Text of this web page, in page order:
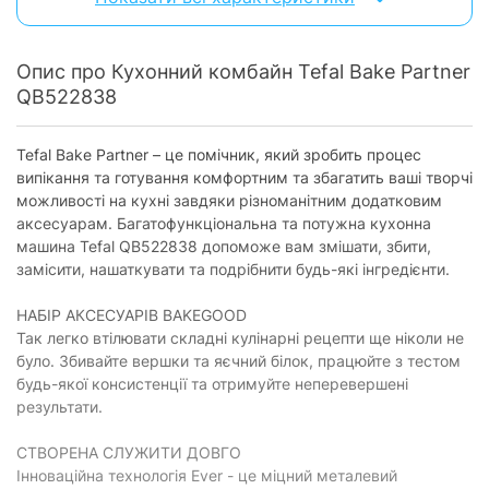
Терка для драників:
є
Вінчик для збивання:
є
М'ясорубка шнекова:
відсутня
Соковитискач:
відсутній
Тeрки:
є
Особливості
Імпульсний режим:
Планетарна система змішування:
є
Нековзаючі ніжки:
є
Вбудовані ваги:
Вбудований таймер:
Опис про Кухонний комбайн Tefal Bake Partner
QB522838
Tefal Bake Partner – це помічник, який зробить процес
випікання та готування комфортним та збагатить ваші творчі
можливості на кухні завдяки різноманітним додатковим
аксесуарам. Багатофункціональна та потужна кухонна
машина Tefal QB522838 допоможе вам змішати, збити,
замісити, нашаткувати та подрібнити будь-які інгредієнти.
НАБІР АКСЕСУАРІВ BAKEGOOD
Так легко втілювати складні кулінарні рецепти ще ніколи не
було. Збивайте вершки та яєчний білок, працюйте з тестом
будь-якої консистенції та отримуйте неперевершені
результати.
СТВОРЕНА СЛУЖИТИ ДОВГО
Інноваційна технологія Ever - це міцний металевий